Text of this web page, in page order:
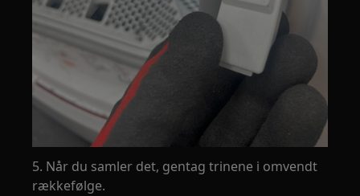
5. Når du samler det, gentag trinene i omvendt
rækkefølge.